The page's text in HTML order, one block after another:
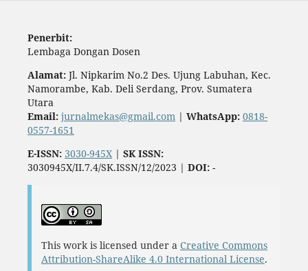
Penerbit:
Lembaga Dongan Dosen
Alamat:Jl. Nipkarim No.2 Des. Ujung Labuhan, Kec.
Namorambe, Kab. Deli Serdang, Prov. Sumatera
Utara
Email: jurnalmekas@gmail.com| WhatsApp: 0818-
0557-1651
E-ISSN: 3030-945X| SK ISSN:
3030945X/II.7.4/SK.ISSN/12/2023 | DOI:-
This work is licensed under a Creative Commons
Attribution-ShareAlike 4.0 International License.